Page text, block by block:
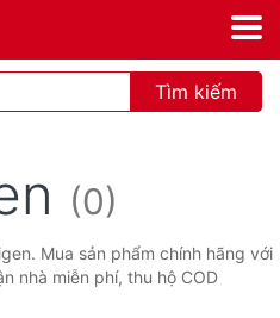
Tìm kiếm
(0)
Mua sản phẩm chính hãng với
nhà miễn phí, thu hộ COD